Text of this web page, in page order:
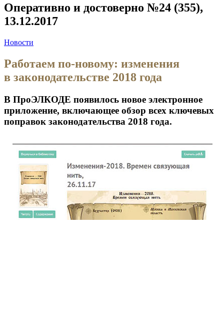
Оперативно и достоверно №24 (355),
13.12.2017
Новости
Работаем по-новому: изменения
в законодательстве 2018 года
В ПроЭЛКОДЕ появилось новое электронное
приложение, включающее обзор всех ключевых
поправок законодательства 2018 года.